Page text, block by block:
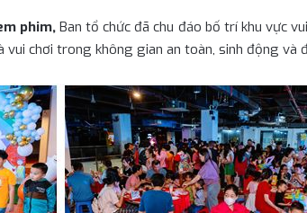
phim, Ban tổ chức đã chu đáo bố trí khu vực
vui chơi trong không gian an toàn, sinh động và